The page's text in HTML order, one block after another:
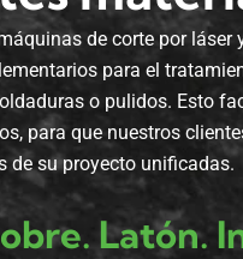
de corte por láser
para el
o pulidos. Esto
para que nuestros
de su proyecto unificadas.
Latón.